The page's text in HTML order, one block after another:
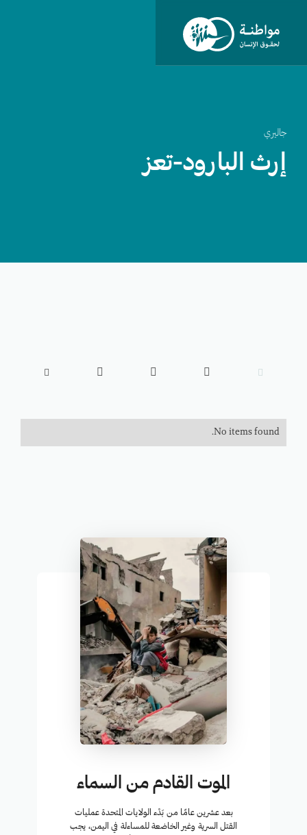
جاليري
إرث البارود-تعز





No items found.
الموت القادم من السماء
بعد عشرين عامًا من بَدْء الولايات المتحدة عمليات
القتل السرية وغير الخاضعة للمساءلة في اليمن، يجب